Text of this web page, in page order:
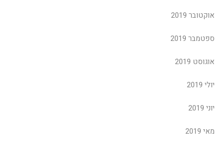
אוקטובר 2019
ספטמבר 2019
אוגוסט 2019
יולי 2019
יוני 2019
מאי 2019